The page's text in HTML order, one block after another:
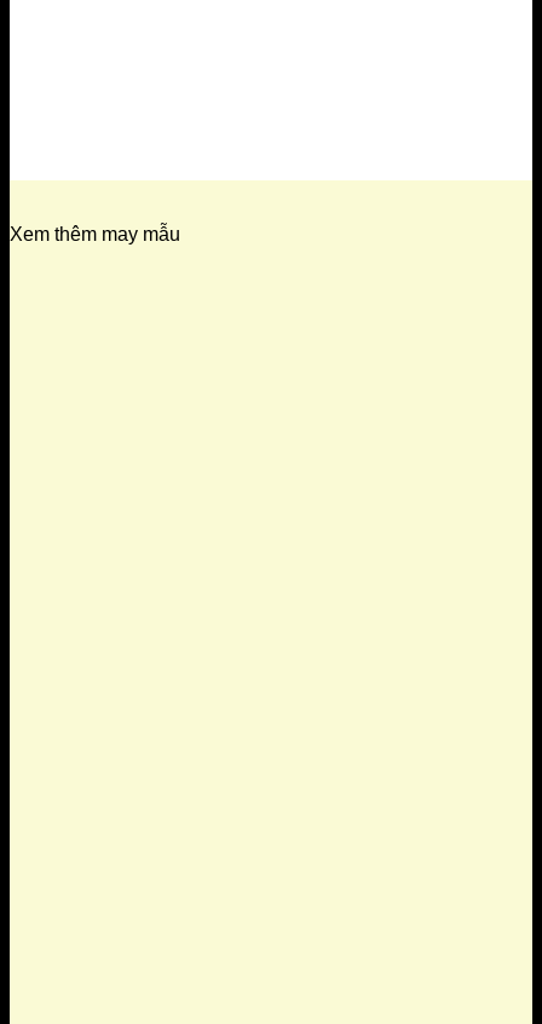
Xem thêm may mẫu